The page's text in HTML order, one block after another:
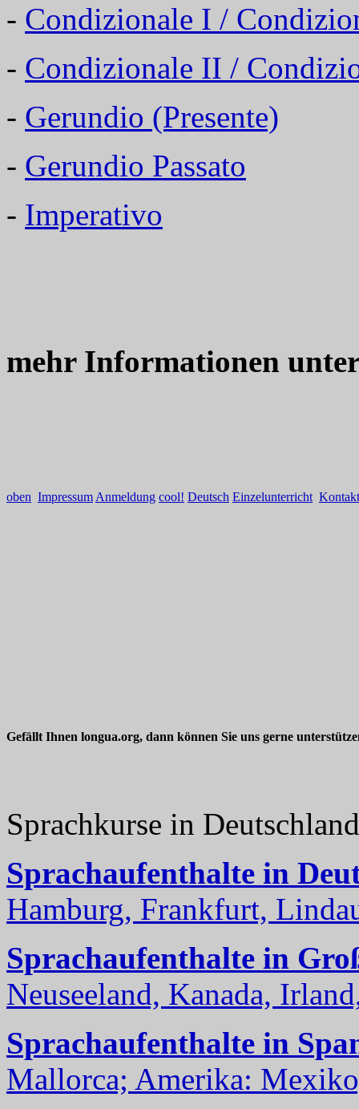
- Condizionale I /
- Condizionale II /
- Gerundio (Presente)
- Gerundio Passato
- Imperativo
mehr Informationen
oben Impressum Anmeldung cool! Deutsch Einzelunterricht Kontakt
Gefällt Ihnen longua.org, dann können Sie uns gerne
Sprachkurse in
Sprachaufenthalte in
Hamburg, Frankfurt,
Sprachaufenthalte in
Neuseeland, Kanada,
Sprachaufenthalte in
Mallorca; Amerika: